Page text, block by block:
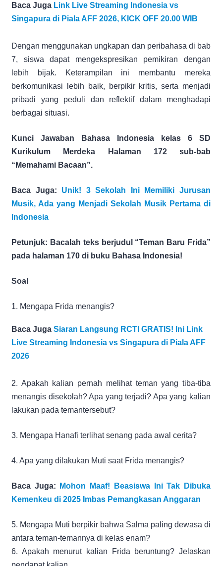
Baca Juga Link Live Streaming Indonesia vs
Singapura di Piala AFF 2026, KICK OFF 20.00 WIB
Dengan menggunakan ungkapan dan peribahasa di bab
7, siswa dapat mengekspresikan pemikiran dengan
lebih bijak. Keterampilan ini membantu mereka
berkomunikasi lebih baik, berpikir kritis, serta menjadi
pribadi yang peduli dan reflektif dalam menghadapi
berbagai situasi.
Kunci Jawaban Bahasa Indonesia kelas 6 SD
Kurikulum Merdeka Halaman 172 sub-bab
“Memahami Bacaan”.
Baca Juga: Unik! 3 Sekolah Ini Memiliki Jurusan
Musik, Ada yang Menjadi Sekolah Musik Pertama di
Indonesia
Petunjuk: Bacalah teks berjudul “Teman Baru Frida”
pada halaman 170 di buku Bahasa Indonesia!
Soal
1. Mengapa Frida menangis?
Baca Juga Siaran Langsung RCTI GRATIS! Ini Link
Live Streaming Indonesia vs Singapura di Piala AFF
2026
2. Apakah kalian pernah melihat teman yang tiba-tiba
menangis disekolah? Apa yang terjadi? Apa yang kalian
lakukan pada temantersebut?
3. Mengapa Hanafi terlihat senang pada awal cerita?
4. Apa yang dilakukan Muti saat Frida menangis?
Baca Juga:
Mohon Maaf! Beasiswa Ini Tak Dibuka
Kemenkeu di 2025 Imbas Pemangkasan Anggaran
5. Mengapa Muti berpikir bahwa Salma paling dewasa di
antara teman-temannya di kelas enam?
6. Apakah menurut kalian Frida beruntung? Jelaskan